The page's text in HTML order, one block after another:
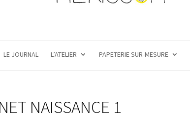
LE JOURNAL L’ATELIER PAPETERIE SUR-MESURE
NAISSANCE 1